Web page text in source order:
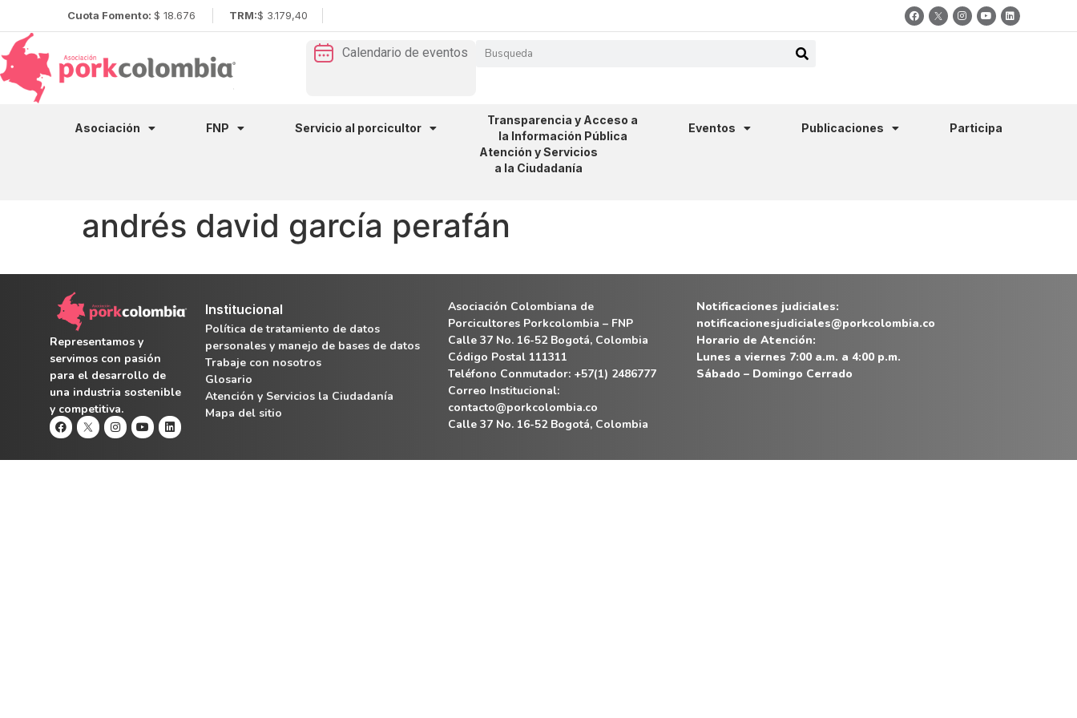
Cuota Fomento: $ 18.676 TRM:$ 3.179,40
Calendario de eventos
Asociación FNP Servicio al porcicultor
Transparencia y Acceso a
la Información Pública
Eventos Publicaciones
Participa
Atención y Servicios
a la Ciudadanía
andrés david garcía perafán
Representamos y
servimos con pasión
para el desarrollo de
una industria sostenible
y competitiva.
Institucional
Política de tratamiento de datos
personales y manejo de bases de datos
Trabaje con nosotros
Glosario
Atención y Servicios la Ciudadanía
Mapa del sitio
Asociación Colombiana de
Porcicultores Porkcolombia – FNP
Calle 37 No. 16-52 Bogotá, Colombia
Código Postal 111311
Teléfono Conmutador: +57(1) 2486777
Correo Institucional:
contacto@porkcolombia.co
Calle 37 No. 16-52 Bogotá, Colombia
Notificaciones judiciales:
notificacionesjudiciales@porkcolombia.co
Horario de Atención:
Lunes a viernes 7:00 a.m. a 4:00 p.m.
Sábado – Domingo Cerrado